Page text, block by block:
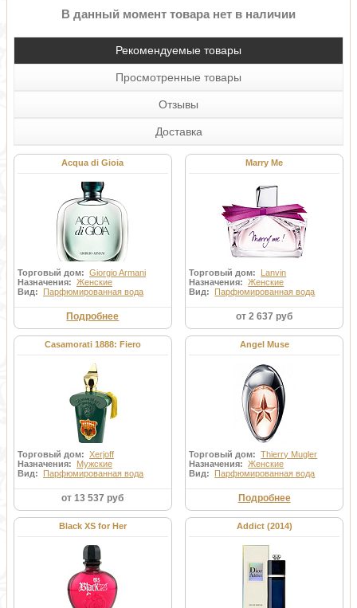
В данный момент товара нет в наличии
Рекомендуемые товары
Просмотренные товары
Отзывы
Доставка
Acqua di Gioia
Торговый дом: Giorgio Armani
Назначения: Женские
Вид:
Парфюмированная вода
Подробнее
Marry Me
Торговый дом:
Lanvin
Назначения:Женские
Вид:
Парфюмированная вода
от 2 637 руб
Casamorati 1888: Fiero
Торговый дом: Xerjoff
Назначения: Мужские
Вид:
Парфюмированная вода
от 13 537 руб
Angel Muse
Торговый дом:Thierry Mugler
Назначения:Женские
Вид:
Парфюмированная вода
Подробнее
Black XS for Her Addict (2014)